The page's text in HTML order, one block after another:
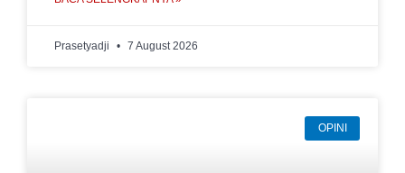
Prasetyadji 7 August 2026
OPINI